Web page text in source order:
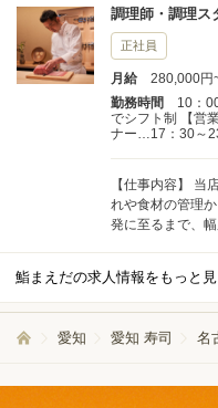
もチャレンジできる環境です。 食
すのが、料理人
お客様に心から満
社後のステップ】 入社後は、以下のような基本スキルを
かりと身につけていただきま
り） ・玉子焼きの基本 ・桂剥きなどの包丁技術 ・魚のさばき
方 ・味噌汁の合わせ方 など はじめは基礎からスタートし、経
験や習得状況に
ます。 未経験の方でも安心して学べるよう、面倒見の良い先
輩スタッフが丁
調理師・調理ス
正社員
月給
280,000円
勤務時間
10：
でシフト制 【営
ナー…17：30～
【仕事内容】 当店では、調理業務全般をお任せします。 仕入
れや食材の管理
発に至るまで、幅広く
教育など、マネ
ことを期待しています。 「食材をどう活
届けてください。 【入社後のステップ】 まずは基礎から
焼きの基本 ・桂剥きなど包丁技術の習得 ・魚のおろし方 ・味
鮨まえだの求人情報をもっと見
愛知 愛知 寿司 名